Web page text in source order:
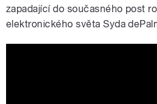
zapadající do současného post
elektronického světa Syda